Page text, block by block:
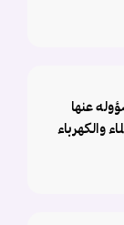
عنها
والكهرباء